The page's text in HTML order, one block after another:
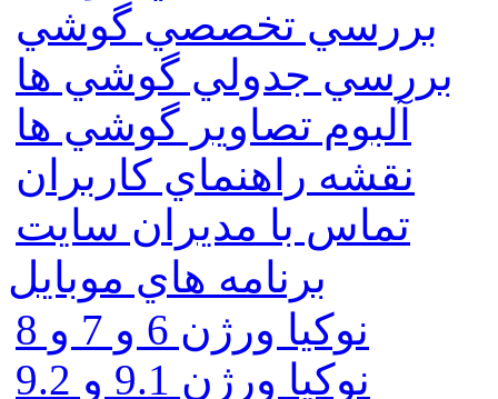
بررسي تخصصي گوشي
بررسي جدولي گوشي ها
آلبوم تصاوير گوشي ها
نقشه راهنماي كاربران
تماس با مديران سايت
برنامه هاي موبايل
نوکیا ورژن 6 و 7 و 8
نوکیا ورژن 9.1 و 9.2